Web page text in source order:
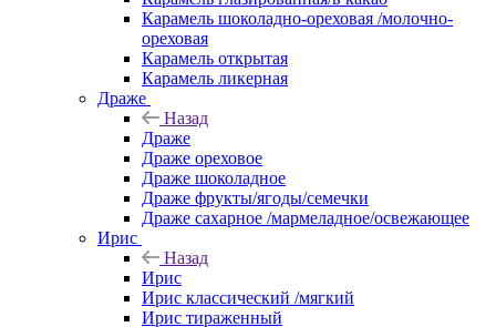
Карамель шоколадно-ореховая /молочно-
ореховая
Карамель открытая
Карамель ликерная
Драже
Назад
Драже
Драже ореховое
Драже шоколадное
Драже фрукты/ягоды/семечки
Драже сахарное /мармеладное/освежающее
Ирис
Назад
Ирис
Ирис классический /мягкий
Ирис тираженный